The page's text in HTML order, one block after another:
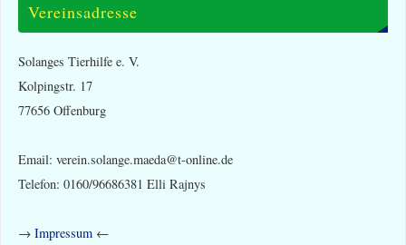
Vereinsadresse
Solanges Tierhilfe e. V.
Kolpingstr. 17
77656 Offenburg
Email: verein.solange.maeda@t-online.de
Telefon: 0160/96686381 Elli Rajnys
→ Impressum←